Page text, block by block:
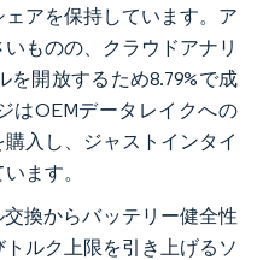
ェアを保持しています。ア
ものの、クラウドアナリ
開放するため8.79%で成
はOEMデータレイクへの
入し、ジャストインタイ
ます。
換からバッテリー健全性
ルク上限を引き上げるソ